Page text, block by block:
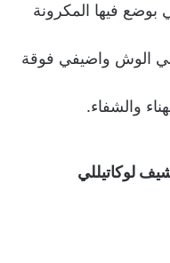
فيها المكرونة
الوش واضيفي فوقة
والشفاء.
لوكاتيللي